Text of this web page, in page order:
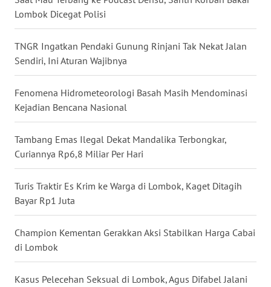
Lombok Dicegat Polisi
TNGR Ingatkan Pendaki Gunung Rinjani Tak Nekat Jalan
Sendiri, Ini Aturan Wajibnya
Fenomena Hidrometeorologi Basah Masih Mendominasi
Kejadian Bencana Nasional
Tambang Emas Ilegal Dekat Mandalika Terbongkar,
Curiannya Rp6,8 Miliar Per Hari
Turis Traktir Es Krim ke Warga di Lombok, Kaget Ditagih
Bayar Rp1 Juta
Champion Kementan Gerakkan Aksi Stabilkan Harga Cabai
di Lombok
Kasus Pelecehan Seksual di Lombok, Agus Difabel Jalani
WN
SERAMBI
WN
JAMBI
WN
SULTRA
WN
NTB
WN
WN